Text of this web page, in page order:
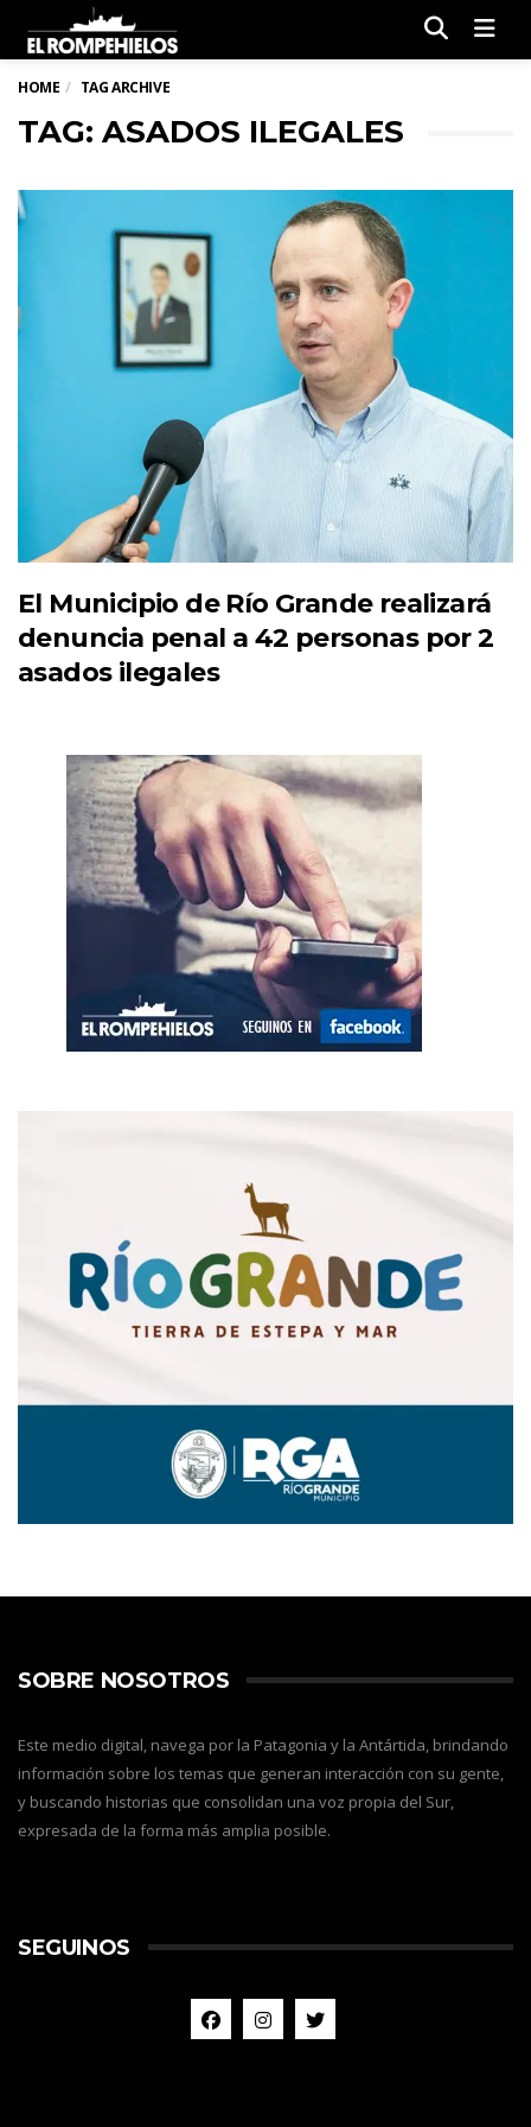
HOME TAG ARCHIVE
TAG: ASADOS ILEGALES
El Municipio de Río Grande realizará
denuncia penal a 42 personas por 2
asados ilegales
SOBRE NOSOTROS
Este medio digital, navega por la Patagonia y la Antártida, brindando
información sobre los temas que generan interacción con su gente,
y buscando historias que consolidan una voz propia del Sur,
expresada de la forma más amplia posible.
SEGUINOS